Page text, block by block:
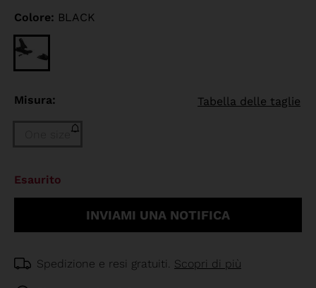
Colore: BLACK
Misura: Tabella delle taglie
Taglia
selected
Esaurito
INVIAMI UNA NOTIFICA
Spedizione e resi gratuiti. Scopri di più